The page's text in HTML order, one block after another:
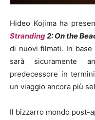
Hideo Kojima ha
Stranding2: On the
di nuovi filmati. In base
sarà sicuramente
predecessore in
un viaggio ancora più
Il bizzarro mondo post-